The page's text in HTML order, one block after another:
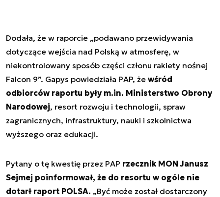
Dodała, że w raporcie „podawano przewidywania
dotyczące wejścia nad Polską w atmosferę, w
niekontrolowany sposób części członu rakiety nośnej
Falcon 9”. Gapys powiedziała PAP, że wśród
odbiorców raportu były m.in. Ministerstwo Obrony
Narodowej, resort rozwoju i technologii, spraw
zagranicznych, infrastruktury, nauki i szkolnictwa
wyższego oraz edukacji.
Pytany o tę kwestię przez PAP rzecznik MON Janusz
Sejmej poinformował, że do resortu w ogóle nie
dotarł raport POLSA. „Być może został dostarczony